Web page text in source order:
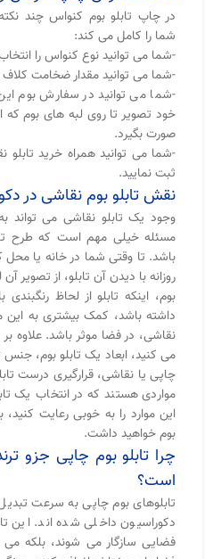
در چاپ تابلو بوم کنواس چند
شما را کامل می کند:
-شما می توانید نوع کنواس را
-شما می توانید مقدار ضخامت کلاف
-شما می توانید در سفارش بوم
خود تصویر تا روی لبه های بوم
صورت بگیرد.
-شما می توانید همراه خرید
ثبت نمایید.
نقش تابلو بوم نقاشی در
وجود یک تابلو نقاشی می
مسئله خیلی مهم است که طرح
باشد. تا وقتی شما در خانه یا محل
روزانه با دیدن آن تابلو، از تصویر
بوم، اینکه تابلو از لحاظ
داشته باشد، کمک بیشتری به این
نقاشی، در فضا موثر باشد. علاوه
می کنید، ابعاد یک تابلو بوم،
چاپی یا نقاشی، قرارگیری درست
مواردی هستند که در انتخاب یک
این موارد را به خوبی رعایت کنید،
بوم خواهید داشت.
چرا تابلو بوم چاپی جزو
است؟
تابلوهای بوم چاپی به سرعت
دکوراسیون داخلی شده ‌اند. این
فضایی سازگار می ‌شوند، بلکه می